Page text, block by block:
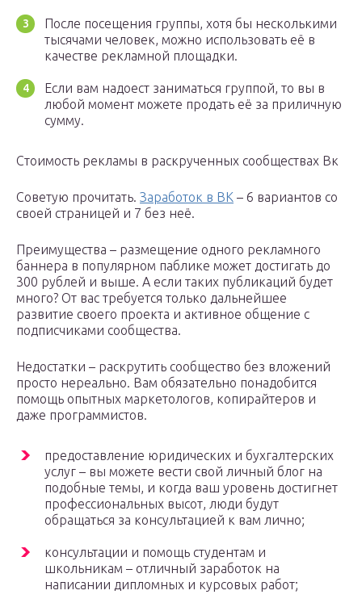
После посещения группы, хотя бы несколькими
тысячами человек, можно использовать её в
качестве рекламной площадки.
Если вам надоест заниматься группой, то вы в
любой момент можете продать её за приличную
сумму.
Стоимость рекламы в раскрученных сообществах Вк
Советую прочитать. Заработок в ВК – 6 вариантов со
своей страницей и 7 без неё.
Преимущества – размещение одного рекламного
баннера в популярном паблике может достигать до
300 рублей и выше. А если таких публикаций будет
много? От вас требуется только дальнейшее
развитие своего проекта и активное общение с
подписчиками сообщества.
Недостатки – раскрутить сообщество без вложений
просто нереально. Вам обязательно понадобится
помощь опытных маркетологов, копирайтеров и
даже программистов.
предоставление юридических и бухгалтерских
услуг – вы можете вести свой личный блог на
подобные темы, и когда ваш уровень достигнет
профессиональных высот, люди будут
обращаться за консультацией к вам лично;
консультации и помощь студентам и
школьникам – отличный заработок на
написании дипломных и курсовых работ;